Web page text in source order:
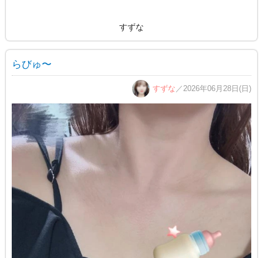
すずな
らびゅ〜
すずな ／2026年06月28日(日)